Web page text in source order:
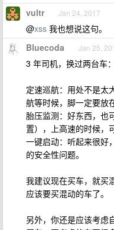
vultr Jan 24, 2017
@xss 我也想说这句。
Bluecoda Jan 25,
3 年司机，换过两台车：
定速巡航：用处不是太
航等时候，脚一定要放
胎压监测：好东西，也
置），上高速的时候，
一键启动：听起来很好
的安全性问题。
我建议现在买车，就买
应该要买混动的车了。
另外，你还是应该考虑